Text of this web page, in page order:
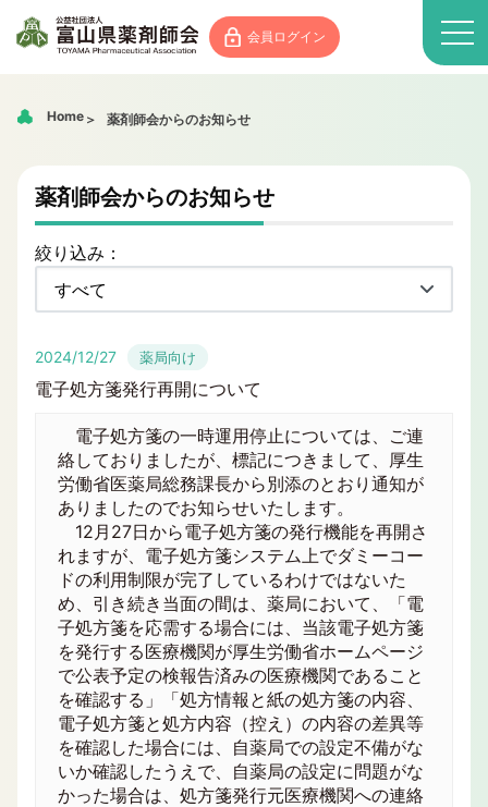
会員ログイン
Home 薬剤師会からのお知らせ
薬剤師会からのお知らせ
絞り込み：
2024/12/27 薬局向け
電子処方箋発行再開について
電子処方箋の一時運用停止については、ご連
絡しておりましたが、標記につきまして、厚生
労働省医薬局総務課長から別添のとおり通知が
ありましたのでお知らせいたします。
12月27日から電子処方箋の発行機能を再開さ
れますが、電子処方箋システム上でダミーコー
ドの利用制限が完了しているわけではないた
め、引き続き当面の間は、薬局において、「電
子処方箋を応需する場合には、当該電子処方箋
を発行する医療機関が厚生労働省ホームページ
で公表予定の検報告済みの医療機関であること
を確認する」「処方情報と紙の処方箋の内容、
電子処方箋と処方内容（控え）の内容の差異等
を確認した場合には、自薬局での設定不備がな
いか確認したうえで、自薬局の設定に問題がな
かった場合は、処方箋発行元医療機関への連絡